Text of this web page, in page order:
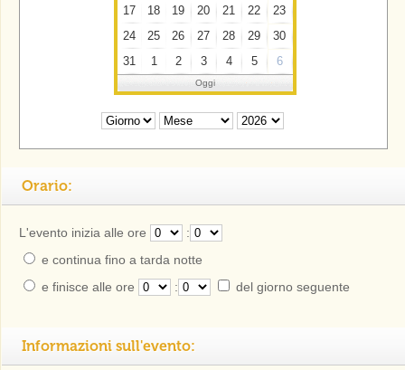
17
18 19 20 21 22
23
24
25 26 27 28 29
30
31
1 2 3 4 5 6
Oggi
Orario:
L'evento inizia alle ore
:
e continua fino a tarda notte
e finisce alle ore
: del giorno seguente
Informazioni sull'evento: